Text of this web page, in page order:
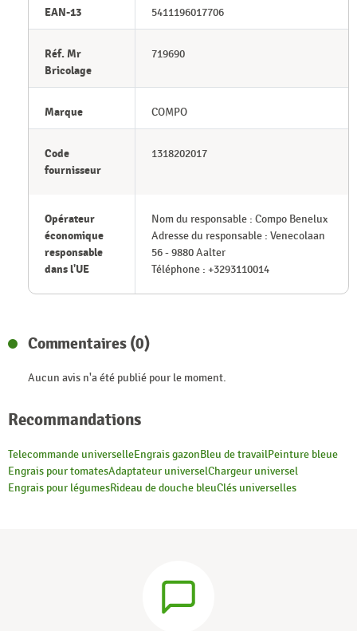
EAN-13 5411196017706
Réf. Mr
Bricolage
719690
Marque COMPO
Code
fournisseur
1318202017
Opérateur
économique
responsable
dans l'UE
Nom du responsable : Compo Benelux
Adresse du responsable : Venecolaan
56 - 9880 Aalter
Téléphone : +3293110014
Commentaires (0)
Aucun avis n'a été publié pour le moment.
Recommandations
Telecommande universelleEngrais gazonBleu de travailPeinture bleue
Engrais pour tomatesAdaptateur universelChargeur universel
Engrais pour légumesRideau de douche bleuClés universelles